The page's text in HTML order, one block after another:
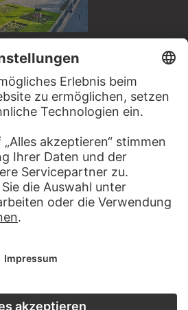
Fragen oder Informationen zu